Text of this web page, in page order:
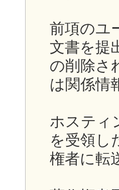
前項のユ
文書を提
の削除さ
は関係情
ホスティ
を受領し
権者に転